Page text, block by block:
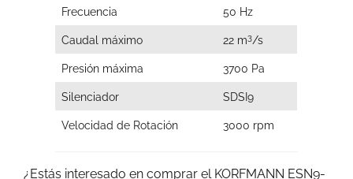
Frecuencia 50 Hz
Caudal máximo 22 m3/s
Presión máxima 3700 Pa
Silenciador SDSI9
Velocidad de Rotación 3000 rpm
¿Estás interesado en comprar el KORFMANN ESN9-